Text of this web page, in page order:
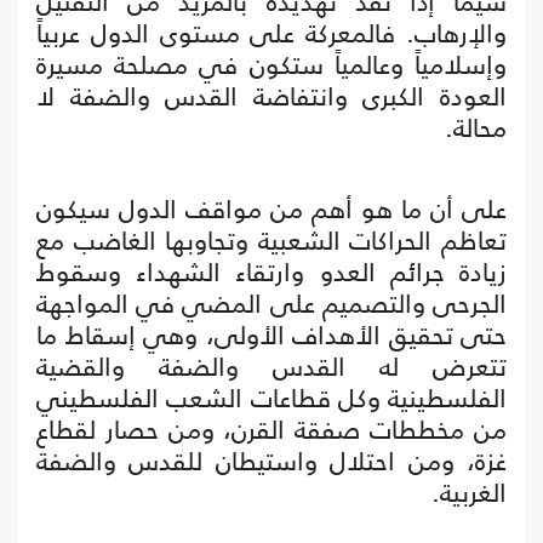
والإرهاب. فالمعركة على مستوى الدول عربياً
وإسلامياً وعالمياً ستكون في مصلحة مسيرة
العودة الكبرى وانتفاضة القدس والضفة لا
محالة.
على أن ما هو أهم من مواقف الدول سيكون
تعاظم الحراكات الشعبية وتجاوبها الغاضب مع
زيادة جرائم العدو وارتقاء الشهداء وسقوط
الجرحى والتصميم على المضي في المواجهة
حتى تحقيق الأهداف الأولى، وهي إسقاط ما
تتعرض له القدس والضفة والقضية
الفلسطينية وكل قطاعات الشعب الفلسطيني
من مخططات صفقة القرن، ومن حصار لقطاع
غزة، ومن احتلال واستيطان للقدس والضفة
الغربية.